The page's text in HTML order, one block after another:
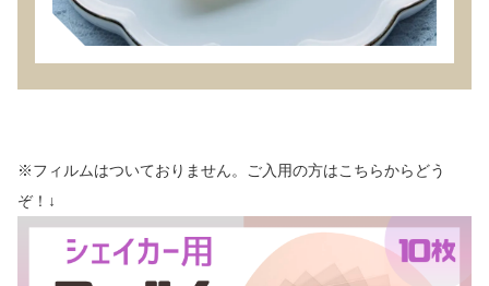
※フィルムはついておりません。ご入用の方はこちらからどう
ぞ！↓